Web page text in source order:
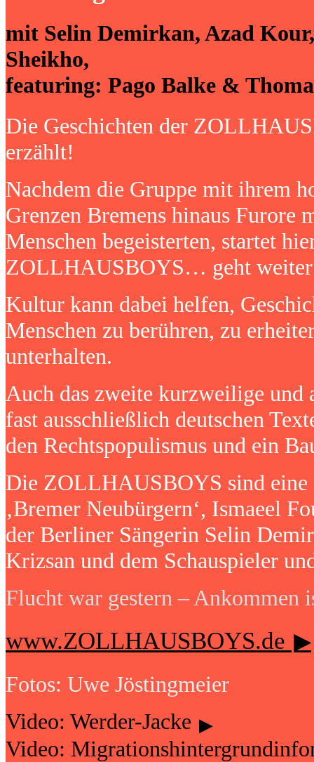
mit Selin Demirkan, Azad
Sheikho,
featuring: Pago Balke &
Die Geschichten der
erzählt!
Nachdem die Gruppe mit ihrem
Grenzen Bremens hinaus Furore
Menschen begeisterten, startet
ZOLLHAUSBOYS… geht
Kultur kann dabei helfen,
Menschen zu berühren, zu
unterhalten.
Auch das zweite kurzweilige und
fast ausschließlich deutschen
den Rechtspopulismus und ein
Die ZOLLHAUSBOYS sind eine
‚Bremer Neubürgern‘, Ismaeel
der Berliner Sängerin Selin
Krizsan und dem Schauspieler
Flucht war gestern – Ankommen
www.ZOLLHAUSBOYS.de ▶︎
Fotos: Uwe Jöstingmeier
Video: Werder-Jacke ▶︎
Video: